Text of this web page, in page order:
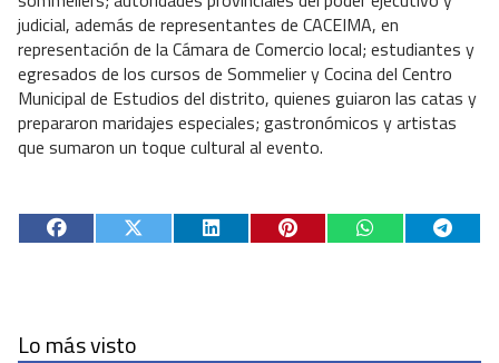
judicial, además de representantes de CACEIMA, en
representación de la Cámara de Comercio local; estudiantes y
egresados de los cursos de Sommelier y Cocina del Centro
Municipal de Estudios del distrito, quienes guiaron las catas y
prepararon maridajes especiales; gastronómicos y artistas
que sumaron un toque cultural al evento.
Lo más visto